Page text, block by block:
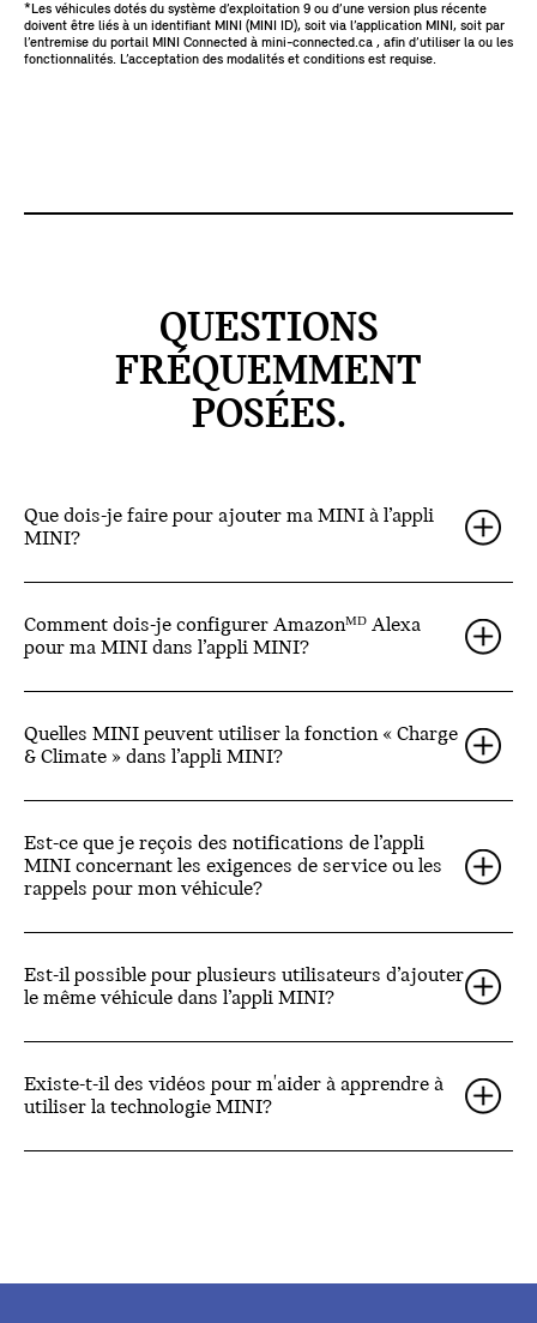
*Les véhicules dotés du système d’exploitation 9 ou d’une version plus récente
doivent être liés à un identifiant MINI (MINI ID), soit via l’application MINI, soit par
l’entremise du portail MINI Connected à mini-connected.ca , afin d’utiliser la ou les
fonctionnalités. L’acceptation des modalités et conditions est requise.
QUESTIONS
FRÉQUEMMENT
POSÉES.
Que dois-je faire pour ajouter ma MINI à l’appli
MINI?
Comment dois-je configurer Amazonᴹᴰ Alexa
pour ma MINI dans l’appli MINI?
Quelles MINI peuvent utiliser la fonction « Charge
& Climate » dans l’appli MINI?
Est-ce que je reçois des notifications de l’appli
MINI concernant les exigences de service ou les
rappels pour mon véhicule?
Est-il possible pour plusieurs utilisateurs d’ajouter
le même véhicule dans l’appli MINI?
Existe-t-il des vidéos pour m'aider à apprendre à
utiliser la technologie MINI?